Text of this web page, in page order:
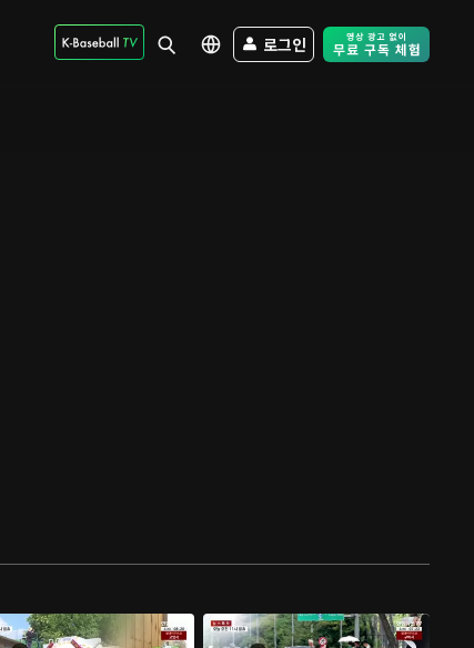
로그인 Free Trial -